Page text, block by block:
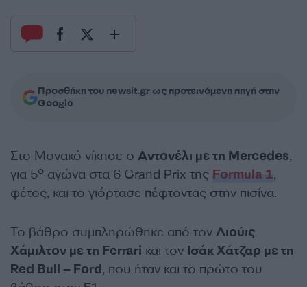
Προσθήκη του newsit.gr ως προτεινόμενη πηγή στην
Google
Στο Μονακό νίκησε ο Αντονέλι με τη Mercedes,
για 5ο αγώνα στα 6 Grand Prix της Formula 1,
φέτος, και το γιόρτασε πέφτοντας στην πισίνα.
Το βάθρο συμπληρώθηκε από τον Λιούις
Χάμιλτον με τη Ferrari και τον Ισάκ Χάτζαρ με τη
Red Bull – Ford, που ήταν και το πρώτο του